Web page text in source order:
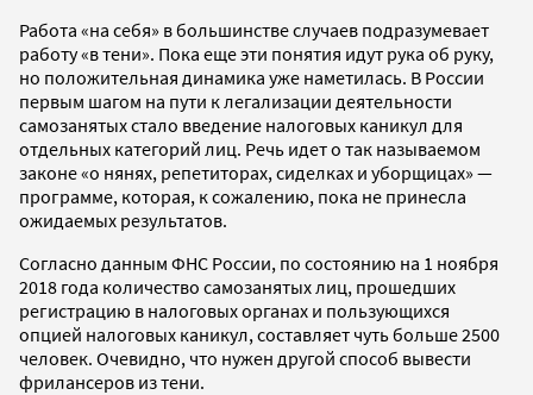
Работа «на себя» в большинстве случаев подразумевает
работу «в тени». Пока еще эти понятия идут рука об руку,
но положительная динамика уже наметилась. В России
первым шагом на пути к легализации деятельности
самозанятых стало введение налоговых каникул для
отдельных категорий лиц. Речь идет о так называемом
законе «о нянях, репетиторах, сиделках и уборщицах» —
программе, которая, к сожалению, пока не принесла
ожидаемых результатов.
Согласно данным ФНС России, по состоянию на 1 ноября
2018 года количество самозанятых лиц, прошедших
регистрацию в налоговых органах и пользующихся
опцией налоговых каникул, составляет чуть больше 2500
человек. Очевидно, что нужен другой способ вывести
фрилансеров из тени.